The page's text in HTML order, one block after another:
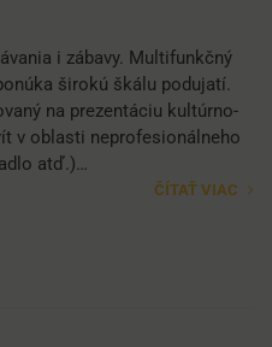
i zábavy. Multifunkčný
širokú škálu podujatí.
na prezentáciu kultúrno-
v oblasti neprofesionálneho
atď.)…
ČÍTAŤ VIAC